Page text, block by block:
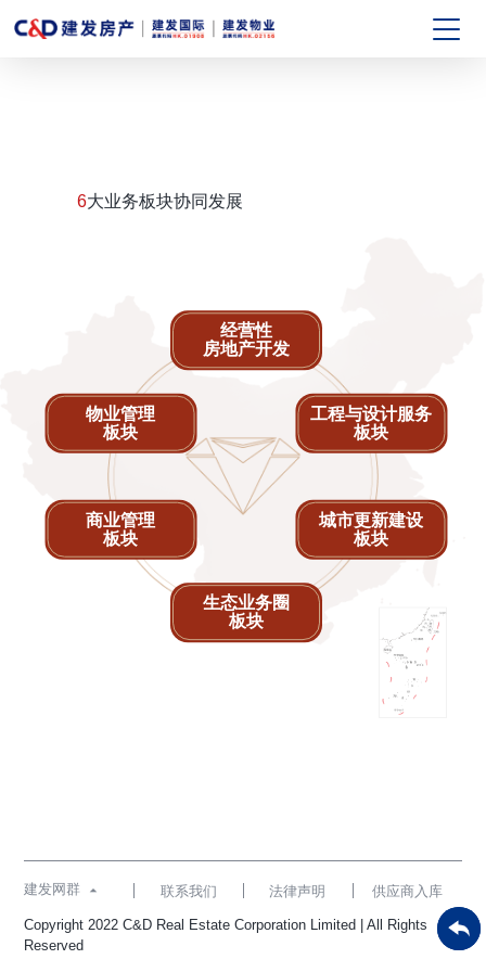
经营性
房地产开发
工程与设计服务
板块
城市更新建设
板块
生态业务圈
板块
商业管理
板块
物业管理
板块
6大业务板块协同发展
建发网群  联系我们 法律声明 供应商入库
Copyright 2022 C&D Real Estate Corporation Limited | All Rights
Reserved